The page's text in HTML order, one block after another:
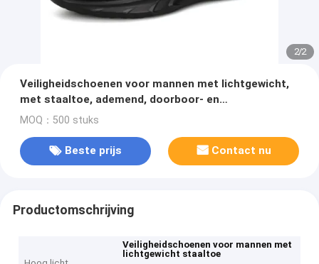
2/2
Veiligheidschoenen voor mannen met lichtgewicht,
met staaltoe, ademend, doorboor- en
inslagbestendig, ruikbestendig, werkschoenen voor
MOQ：500 stuks
Beste prijs Contact nu
Productomschrijving
Veiligheidschoenen voor mannen met
lichtgewicht staaltoe